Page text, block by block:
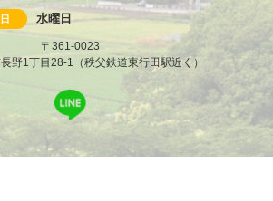
水曜日
〒361-0023
野1丁目28-1（秩父鉄道東行田駅近く）